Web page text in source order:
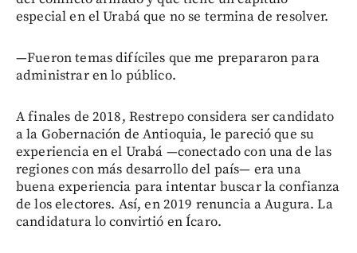
especial en el Urabá que no se termina de resolver.
—Fueron temas difíciles que me prepararon para
administrar en lo público.
A finales de 2018, Restrepo considera ser candidato
a la Gobernación de Antioquia, le pareció que su
experiencia en el Urabá —conectado con una de las
regiones con más desarrollo del país— era una
buena experiencia para intentar buscar la confianza
de los electores. Así, en 2019 renuncia a Augura. La
candidatura lo convirtió en Ícaro.